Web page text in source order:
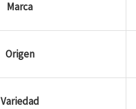
Marca
Origen
Variedad